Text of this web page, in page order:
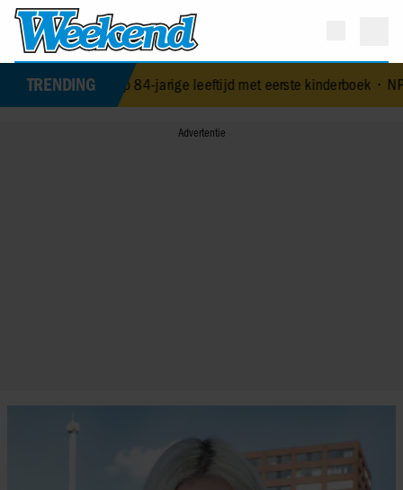
TRENDING
op 84-jarige leeftijd met eerste kinderboek•NPO-